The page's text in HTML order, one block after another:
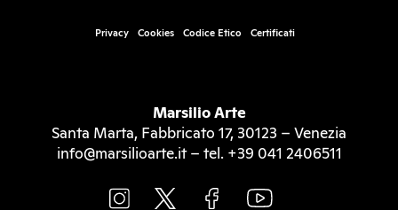
Privacy Cookies Codice Etico Certificati
Marsilio Arte
Santa Marta, Fabbricato 17, 30123 – Venezia
info@marsilioarte.it – tel. +39 041 2406511